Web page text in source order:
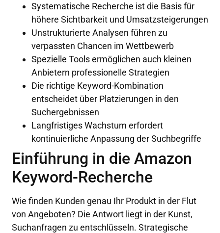
Systematische Recherche ist die Basis für
höhere Sichtbarkeit und Umsatzsteigerungen
Unstrukturierte Analysen führen zu
verpassten Chancen im Wettbewerb
Spezielle Tools ermöglichen auch kleinen
Anbietern professionelle Strategien
Die richtige Keyword-Kombination
entscheidet über Platzierungen in den
Suchergebnissen
Langfristiges Wachstum erfordert
kontinuierliche Anpassung der Suchbegriffe
Einführung in die Amazon
Keyword-Recherche
Wie finden Kunden genau Ihr Produkt in der Flut
von Angeboten? Die Antwort liegt in der Kunst,
Suchanfragen zu entschlüsseln. Strategische